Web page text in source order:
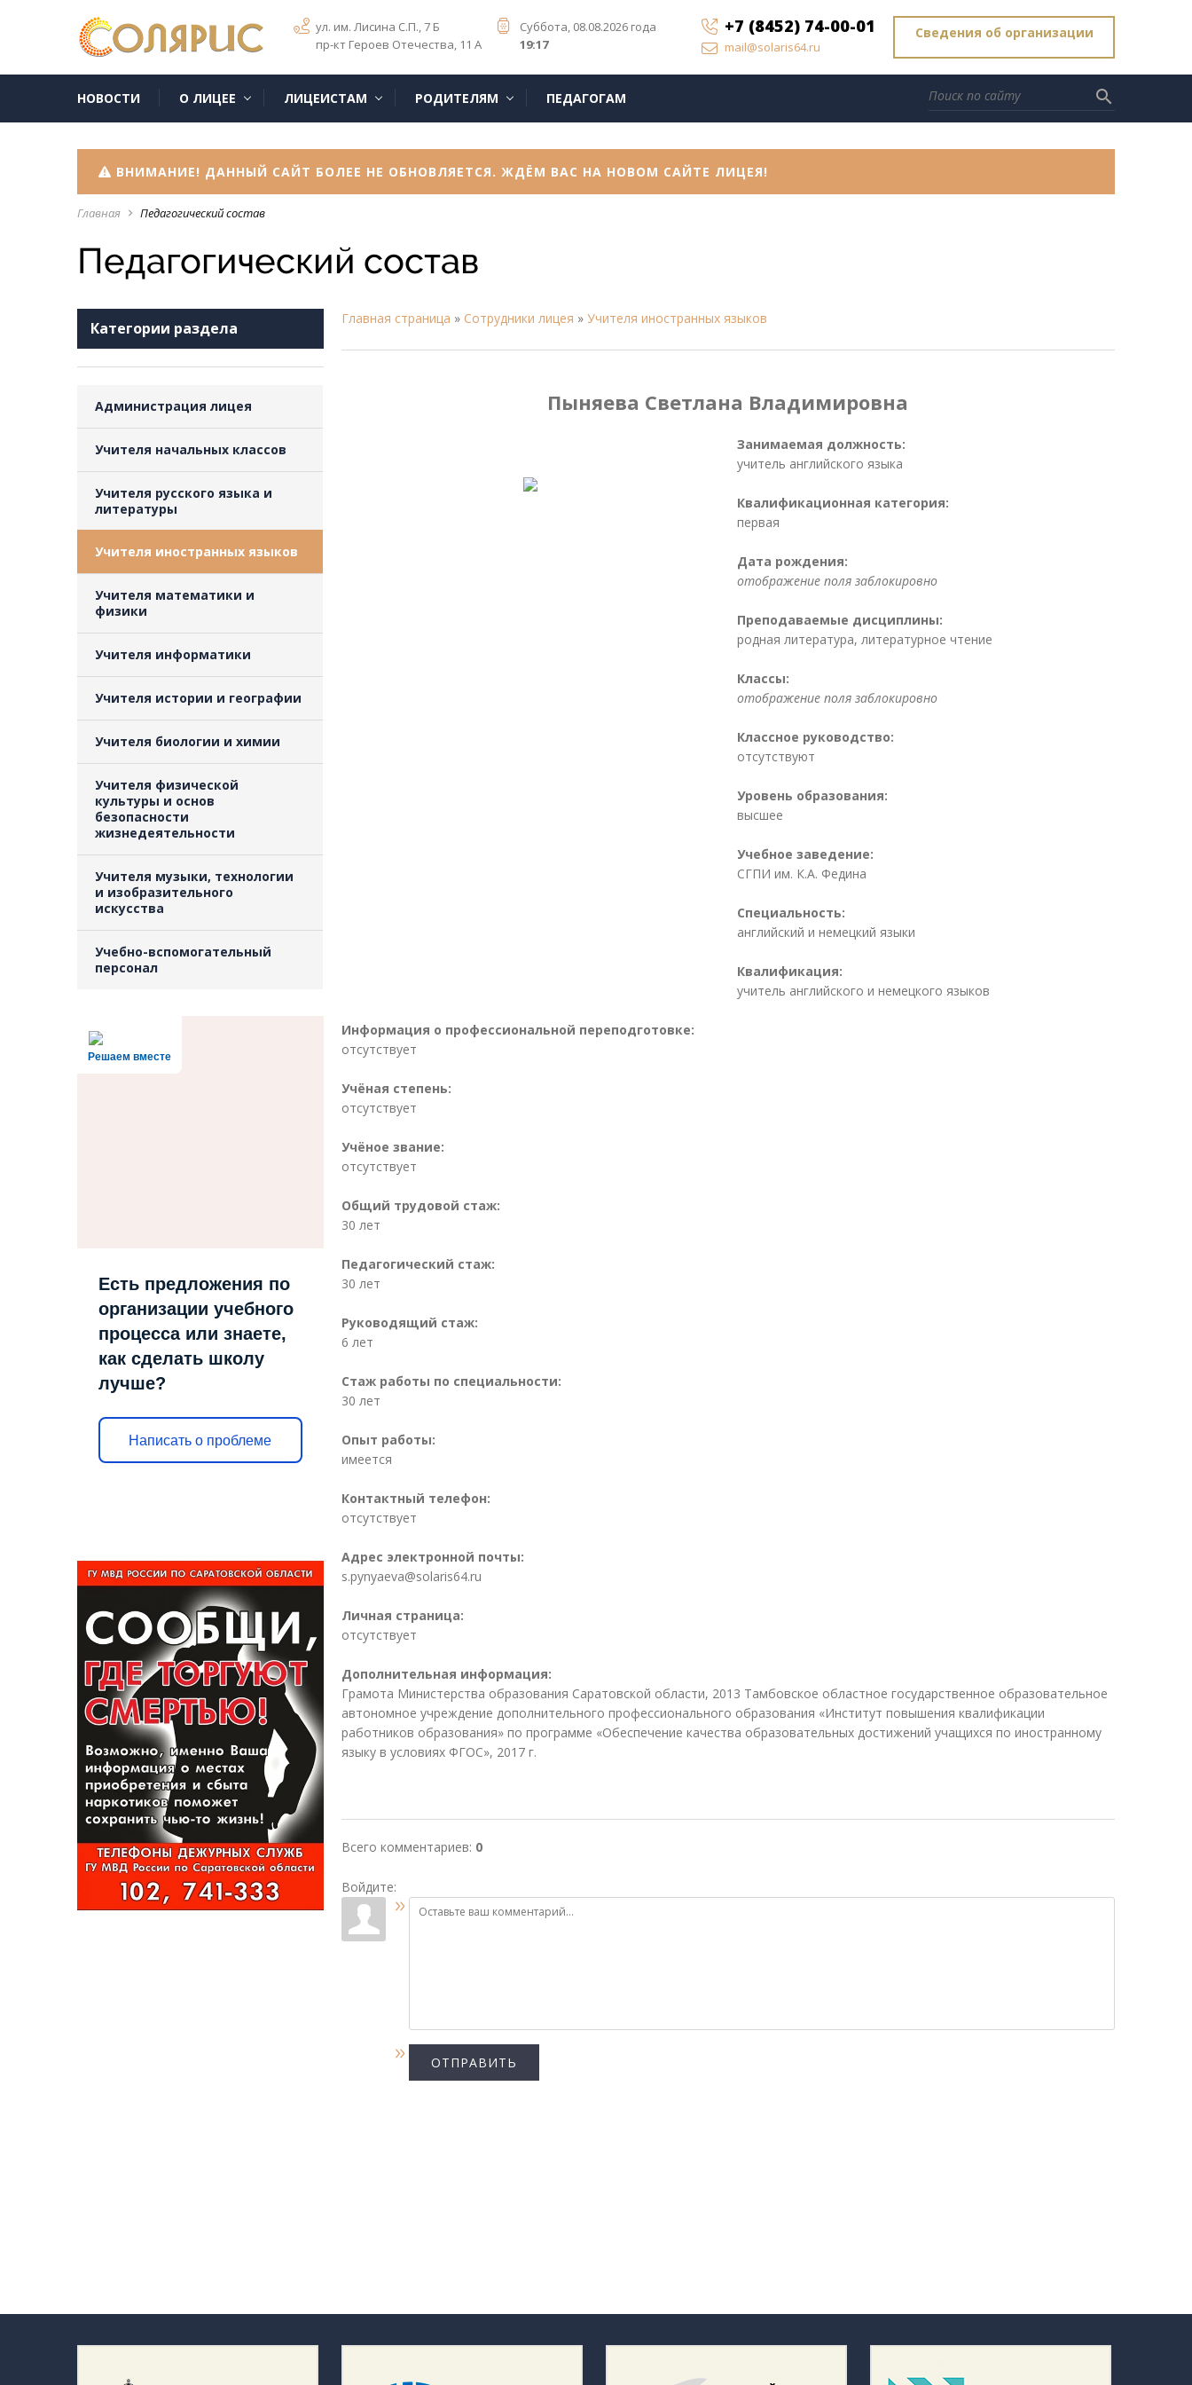
Сведения об организации
ул. им. Лисина С.П., 7 Б
пр-кт Героев Отечества, 11 А
Суббота, 08.08.2026 года
19:17
+7 (8452) 74-00-01
mail@solaris64.ru
НОВОСТИ О ЛИЦЕЕ ЛИЦЕИСТАМ РОДИТЕЛЯМ ПЕДАГОГАМ search
ВНИМАНИЕ! ДАННЫЙ САЙТ БОЛЕЕ НЕ ОБНОВЛЯЕТСЯ. ЖДЁМ ВАС НА НОВОМ САЙТЕ ЛИЦЕЯ!
Главная navigate_next Педагогический состав
Педагогический состав
Категории раздела
Администрация лицея
Учителя начальных классов
Учителя русского языка и
литературы
Учителя иностранных языков
Учителя математики и
физики
Учителя информатики
Учителя истории и географии
Учителя биологии и химии
Учителя физической
культуры и основ
безопасности
жизнедеятельности
Учителя музыки, технологии
и изобразительного
искусства
Учебно-вспомогательный
персонал
Решаем вместе
Есть предложения по
организации учебного
процесса или знаете,
как сделать школу
лучше?
Написать о проблеме
Главная страница » Сотрудники лицея » Учителя иностранных языков
Пыняева Светлана Владимировна
Занимаемая должность:
учитель английского языка
Квалификационная категория:
первая
Дата рождения:
отображение поля заблокировно
Преподаваемые дисциплины:
родная литература, литературное чтение
Классы:
отображение поля заблокировно
Классное руководство:
отсутствуют
Уровень образования:
высшее
Учебное заведение:
СГПИ им. К.А. Федина
Специальность:
английский и немецкий языки
Квалификация:
учитель английского и немецкого языков
Информация о профессиональной переподготовке:
отсутствует
Учёная степень:
отсутствует
Учёное звание:
отсутствует
Общий трудовой стаж:
30 лет
Педагогический стаж:
30 лет
Руководящий стаж:
6 лет
Стаж работы по специальности:
30 лет
Опыт работы:
имеется
Контактный телефон:
отсутствует
Адрес электронной почты:
s.pynyaeva@solaris64.ru
Личная страница:
отсутствует
Дополнительная информация:
Грамота Министерства образования Саратовской области, 2013 Тамбовское областное государственное образовательное
автономное учреждение дополнительного профессионального образования «Институт повышения квалификации
работников образования» по программе «Обеспечение качества образовательных достижений учащихся по иностранному
языку в условиях ФГОС», 2017 г.
Всего комментариев: 0
Войдите:
ОТПРАВИТЬ